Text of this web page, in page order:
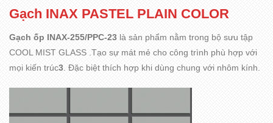
Gạch INAX PASTEL PLAIN COLOR
Gạch ốp INAX-255/PPC-23 là sản phẩm nằm trong bộ sưu tập
COOL MIST GLASS .Tạo sự mát mẻ cho công trình phù hợp với
mọi kiến trúc3 . Đặc biệt thích hợp khi dùng chung với nhôm kính.